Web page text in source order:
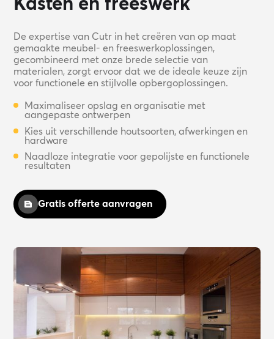
De expertise van Cutr in het creëren van op maat
gemaakte meubel- en freeswerkoplossingen,
gecombineerd met onze brede selectie van
materialen, zorgt ervoor dat we de ideale keuze zijn
voor functionele en stijlvolle opbergoplossingen.
Maximaliseer opslag en organisatie met
aangepaste ontwerpen
Kies uit verschillende houtsoorten, afwerkingen en
hardware
Naadloze integratie voor gepolijste en functionele
resultaten
Gratis offerte aanvragen